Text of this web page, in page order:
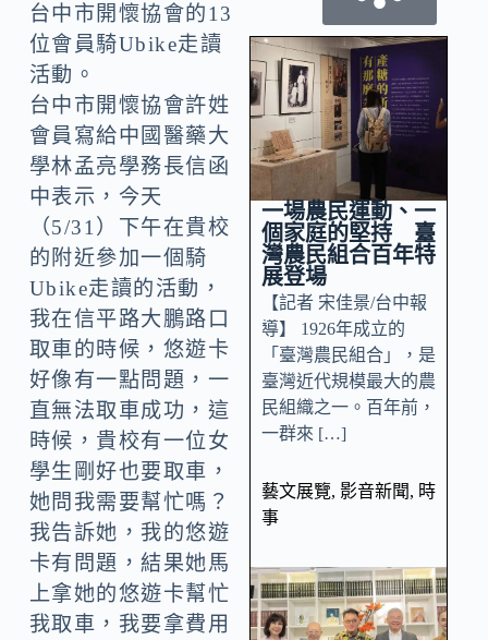
台中市開懷協會的13
位會員騎Ubike走讀
活動。
台中市開懷協會許姓
會員寫給中國醫藥大
學林孟亮學務長信函
中表示，今天
（5/31）下午在貴校
的附近參加一個騎
Ubike走讀的活動，
我在信平路大鵬路口
取車的時候，悠遊卡
好像有一點問題，一
直無法取車成功，這
時候，貴校有一位女
學生剛好也要取車，
她問我需要幫忙嗎？
我告訴她，我的悠遊
卡有問題，結果她馬
上拿她的悠遊卡幫忙
我取車，我要拿費用
一場農民運動、一
個家庭的堅持 臺
灣農民組合百年特
展登場
【記者 宋佳景/台中報
導】 1926年成立的
「臺灣農民組合」，是
臺灣近代規模最大的農
民組織之一。百年前，
一群來 […]
藝文展覽, 影音新聞, 時
事